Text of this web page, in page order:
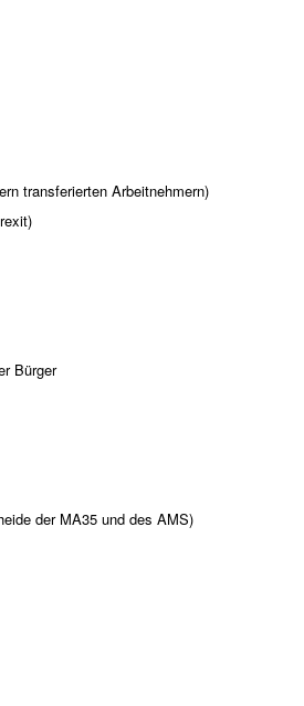
transferierten Arbeitnehmern)
Bürger
der MA35 und des AMS)